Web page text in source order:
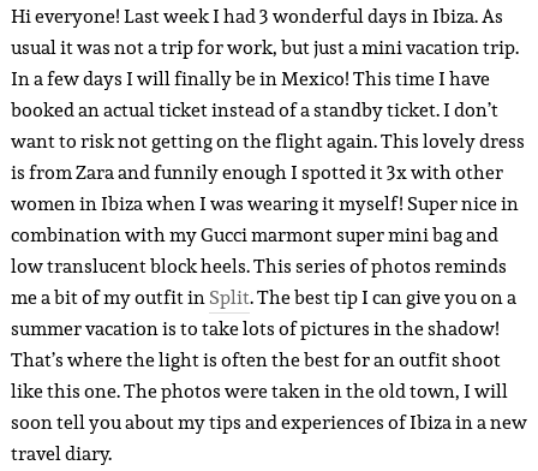
Hi everyone! Last week I had 3 wonderful days in Ibiza. As
usual it was not a trip for work, but just a mini vacation trip.
In a few days I will finally be in Mexico! This time I have
booked an actual ticket instead of a standby ticket. I don’t
want to risk not getting on the flight again. This lovely dress
is from Zara and funnily enough I spotted it 3x with other
women in Ibiza when I was wearing it myself! Super nice in
combination with my Gucci marmont super mini bag and
low translucent block heels. This series of photos reminds
me a bit of my outfit inSplit. The best tip I can give you on a
summer vacation is to take lots of pictures in the shadow!
That’s where the light is often the best for an outfit shoot
like this one. The photos were taken in the old town, I will
soon tell you about my tips and experiences of Ibiza in a new
travel diary.